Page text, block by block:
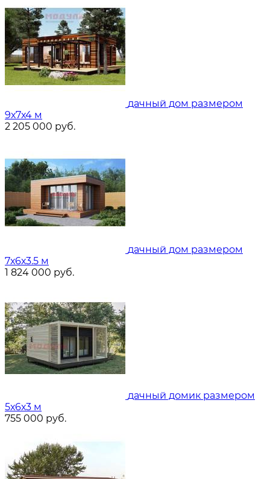
дачный дом размером
9х7х4 м
2 205 000 руб.
дачный дом размером
7х6х3.5 м
1 824 000 руб.
дачный домик размером
5х6х3 м
755 000 руб.